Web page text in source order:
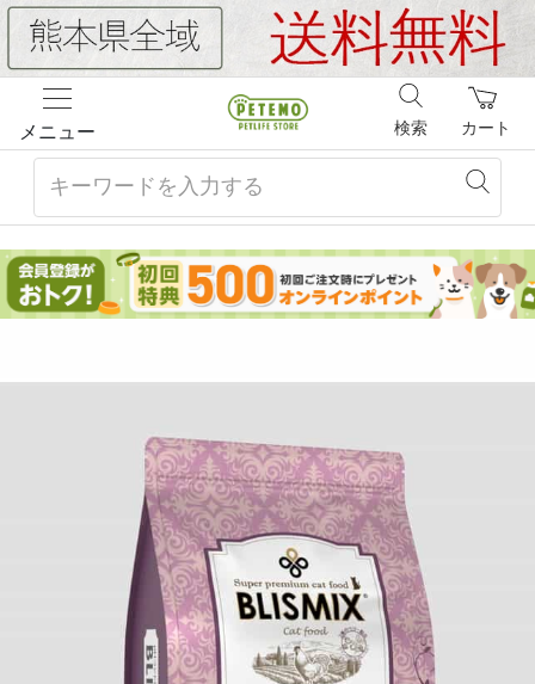
メニュー カート
検索